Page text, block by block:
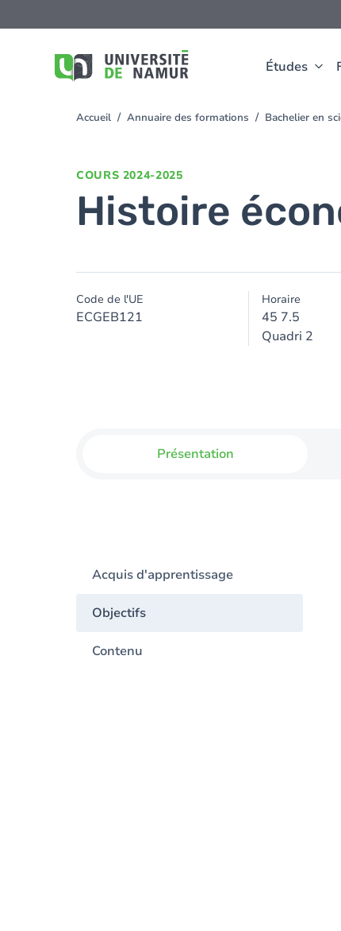
Études
au
You
Accueil Annuaire des formations Bachelier en
COURS 2024-2025
Histoire
Code de l'UE
ECGEB121
Horaire
45 7.5
Quadri 2
Présentation
Acquis d'apprentissage
Objectifs
Contenu